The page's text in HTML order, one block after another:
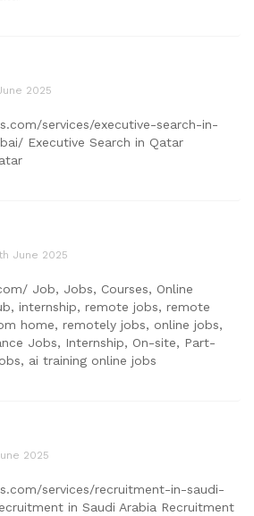
2025
services/executive-search-in-
Executive Search in Qatar
June 2025
Job, Jobs, Courses, Online
internship, remote jobs, remote
home, remotely jobs, online jobs,
Jobs, Internship, On-site, Part-
ai training online jobs
2025
services/recruitment-in-saudi-
in Saudi Arabia Recruitment